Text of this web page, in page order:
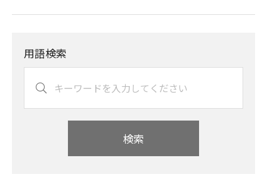
用語検索
検索